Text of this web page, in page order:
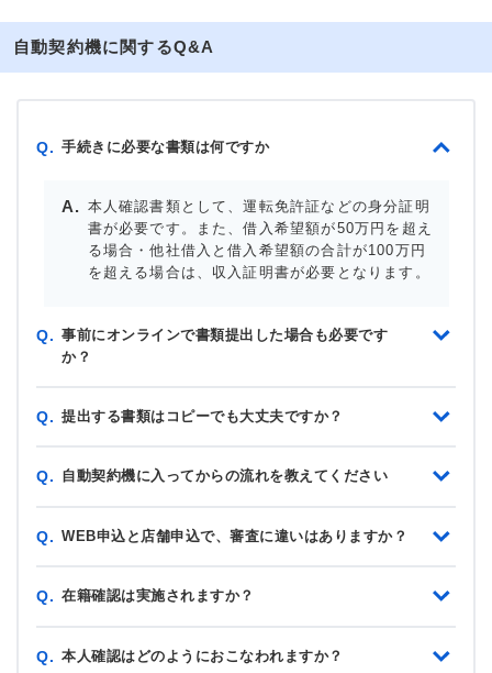
自動契約機に関するQ&A
Q. 手続きに必要な書類は何ですか
本人確認書類として、運転免許証などの身分証明
書が必要です。また、借入希望額が50万円を超え
る場合・他社借入と借入希望額の合計が100万円
を超える場合は、収入証明書が必要となります。
Q. 事前にオンラインで書類提出した場合も必要です
か？
Q. 提出する書類はコピーでも大丈夫ですか？
Q. 自動契約機に入ってからの流れを教えてください
Q. WEB申込と店舗申込で、審査に違いはありますか？
Q. 在籍確認は実施されますか？
Q. 本人確認はどのようにおこなわれますか？